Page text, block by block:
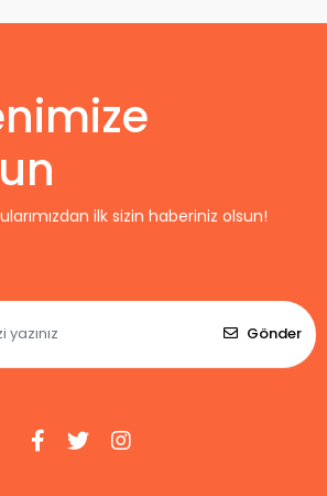
ilk sizin haberiniz olsun!
Gönder